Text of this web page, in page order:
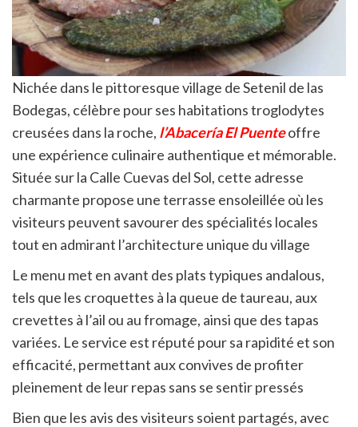
Nichée dans le pittoresque village de Setenil de las
Bodegas, célèbre pour ses habitations troglodytes
creusées dans la roche, l’Abacería El Puenteoffre
une expérience culinaire authentique et mémorable.
Située sur la Calle Cuevas del Sol, cette adresse
charmante propose une terrasse ensoleillée où les
visiteurs peuvent savourer des spécialités locales
tout en admirant l’architecture unique du village
Le menu met en avant des plats typiques andalous,
tels que les croquettes à la queue de taureau, aux
crevettes à l’ail ou au fromage, ainsi que des tapas
variées. Le service est réputé pour sa rapidité et son
efficacité, permettant aux convives de profiter
pleinement de leur repas sans se sentir pressés
Bien que les avis des visiteurs soient partagés, avec